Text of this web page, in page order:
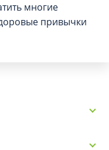
многие
привычки